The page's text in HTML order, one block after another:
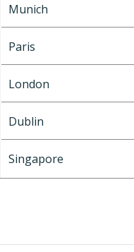
Munich
Paris
London
Dublin
Singapore